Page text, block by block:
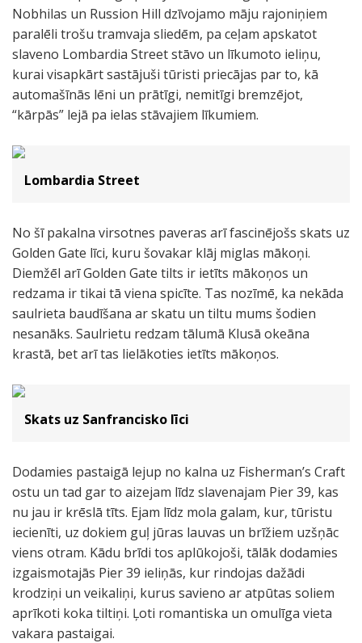
Nobhilas un Russion Hill dzīvojamo māju rajoniņiem
paralēli trošu tramvaja sliedēm, pa ceļam apskatot
slaveno Lombardia Street stāvo un līkumoto ieliņu,
kurai visapkārt sastājuši tūristi priecājas par to, kā
automašīnās lēni un prātīgi, nemitīgi bremzējot,
“kārpās” lejā pa ielas stāvajiem līkumiem.
Lombardia Street
No šī pakalna virsotnes paveras arī fascinējošs skats uz
Golden Gate līci, kuru šovakar klāj miglas mākoņi.
Diemžēl arī Golden Gate tilts ir ietīts mākoņos un
redzama ir tikai tā viena spicīte. Tas nozīmē, ka nekāda
saulrieta baudīšana ar skatu un tiltu mums šodien
nesanāks. Saulrietu redzam tālumā Klusā okeāna
krastā, bet arī tas lielākoties ietīts mākoņos.
Skats uz Sanfrancisko līci
Dodamies pastaigā lejup no kalna uz Fisherman’s Craft
ostu un tad gar to aizejam līdz slavenajam Pier 39, kas
nu jau ir krēslā tīts. Ejam līdz mola galam, kur, tūristu
iecienīti, uz dokiem guļ jūras lauvas un brīžiem uzšņāc
viens otram. Kādu brīdi tos aplūkojoši, tālāk dodamies
izgaismotajās Pier 39 ieliņās, kur rindojas dažādi
krodziņi un veikaliņi, kurus savieno ar atpūtas soliem
aprīkoti koka tiltiņi. Ļoti romantiska un omulīga vieta
vakara pastaigai.